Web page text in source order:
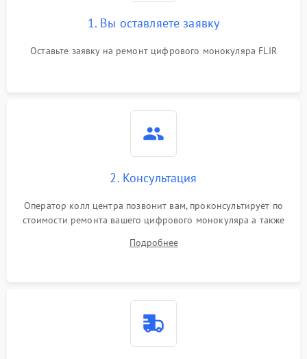
1. Вы оставляете заявку
Оставьте заявку на ремонт цифрового монокуляра FLIR
2. Консультация
Оператор колл центра позвонит вам, проконсультирует по
стоимости ремонта вашего цифрового монокуляра а также
Подробнее